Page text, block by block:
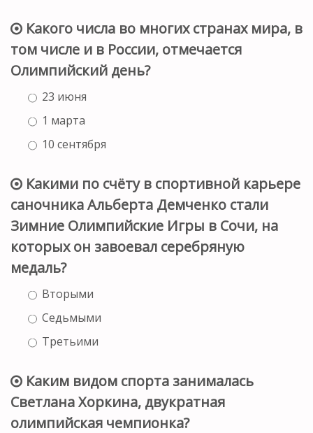
Какого числа во многих странах мира, в
том числе и в России, отмечается
Олимпийский день?
23 июня
1 марта
10 сентября
Какими по счёту в спортивной карьере
саночника Альберта Демченко стали
Зимние Олимпийские Игры в Сочи, на
которых он завоевал серебряную
медаль?
Вторыми
Седьмыми
Третьими
Каким видом спорта занималась
Светлана Хоркина, двукратная
олимпийская чемпионка?